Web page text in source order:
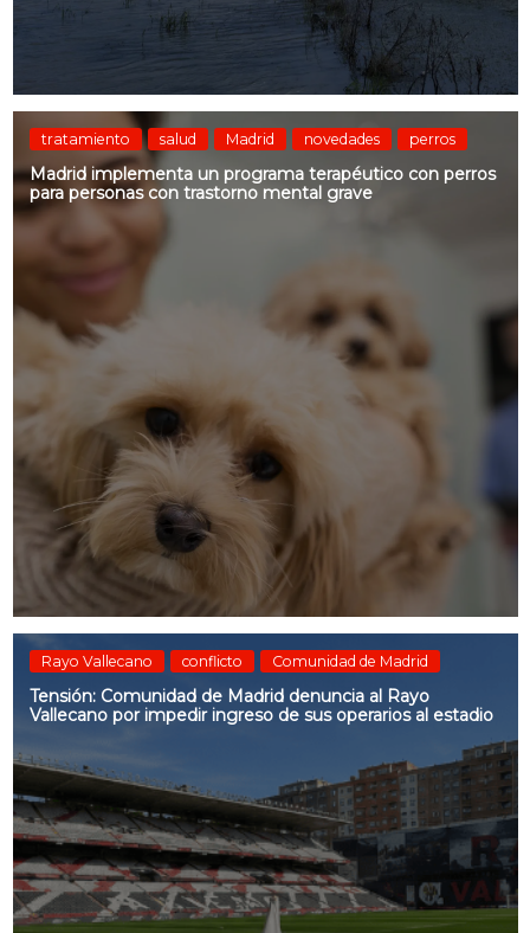
tratamiento salud Madrid novedades perros
Madrid implementa un programa terapéutico con perros
para personas con trastorno mental grave
Rayo Vallecano conflicto Comunidad de Madrid
Tensión: Comunidad de Madrid denuncia al Rayo
Vallecano por impedir ingreso de sus operarios al estadio